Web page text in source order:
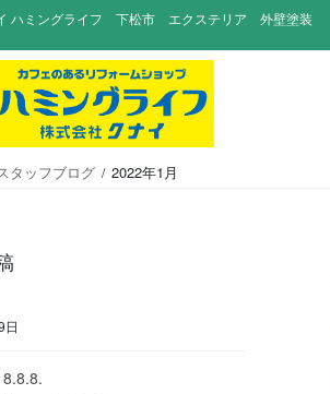
ハミングライフ 下松市 エクステリア 外壁塗装
タッフブログ 2022年1月
日
8.8.8.